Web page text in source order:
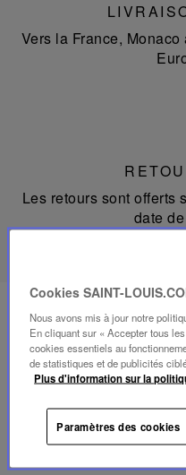
Vers la France,
Les retours sont offerts
date
CONTACT
Notre service client se
Cookies SAINT-
Nous avons mis à jour notre
En cliquant sur « Accepter tous
cookies essentiels au
de statistiques et de publicités
Plus d'information sur la
Paramètres des cookies